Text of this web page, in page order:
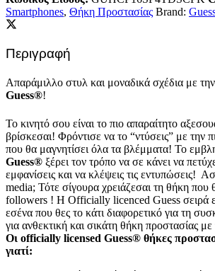
Smartphones, Θήκη Προστασίας Brand:
Περιγραφή
Απαράμιλλο στυλ και μοναδικά σχέδια με
Guess®!
Το κινητό σου είναι το πιο απαραίτητο
βρίσκεσαι! Φρόντισε να το “ντύσεις” με την
που θα μαγνητίσει όλα τα βλέμματα! Το
Guess® ξέρει τον τρόπο να σε κάνει να
εμφανίσεις και να κλέψεις τις εντυπώσεις!
media; Τότε σίγουρα χρειάζεσαι τη θήκη που
followers ! Η Officially licenced Guess σειρά
εσένα που θες το κάτι διαφορετικό για τη
για ανθεκτική και σικάτη θήκη προστασίας με
Οι officially licensed Guess® θήκες
γιατί: